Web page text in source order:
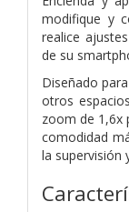
modifique y
realice
de su
Diseñado
otros
zoom de 1,6x
comodidad
la supervisión